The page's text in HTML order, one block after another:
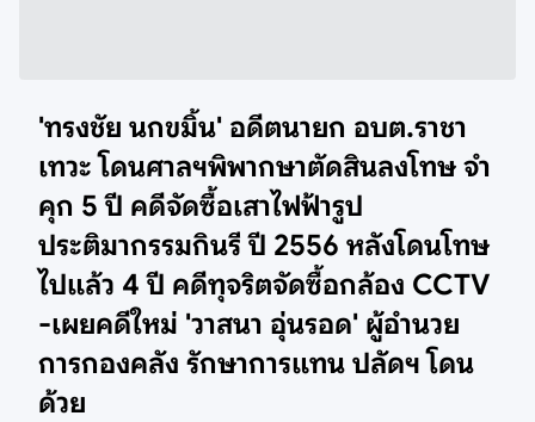
'ทรงชัย นกขมิ้น' อดีตนายก อบต.ราชา
เทวะ โดนศาลฯพิพากษาตัดสินลงโทษ จำ
คุก 5 ปี คดีจัดซื้อเสาไฟฟ้ารูป
ประติมากรรมกินรี ปี 2556 หลังโดนโทษ
ไปแล้ว 4 ปี คดีทุจริตจัดซื้อกล้อง CCTV
-เผยคดีใหม่ 'วาสนา อุ่นรอด' ผู้อำนวย
การกองคลัง รักษาการแทน ปลัดฯ โดน
ด้วย